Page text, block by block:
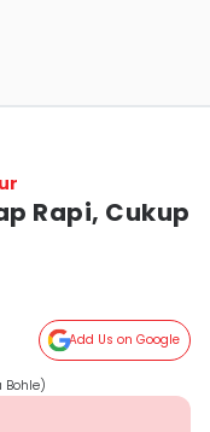
Rapi, Cukup
Add Us on Google